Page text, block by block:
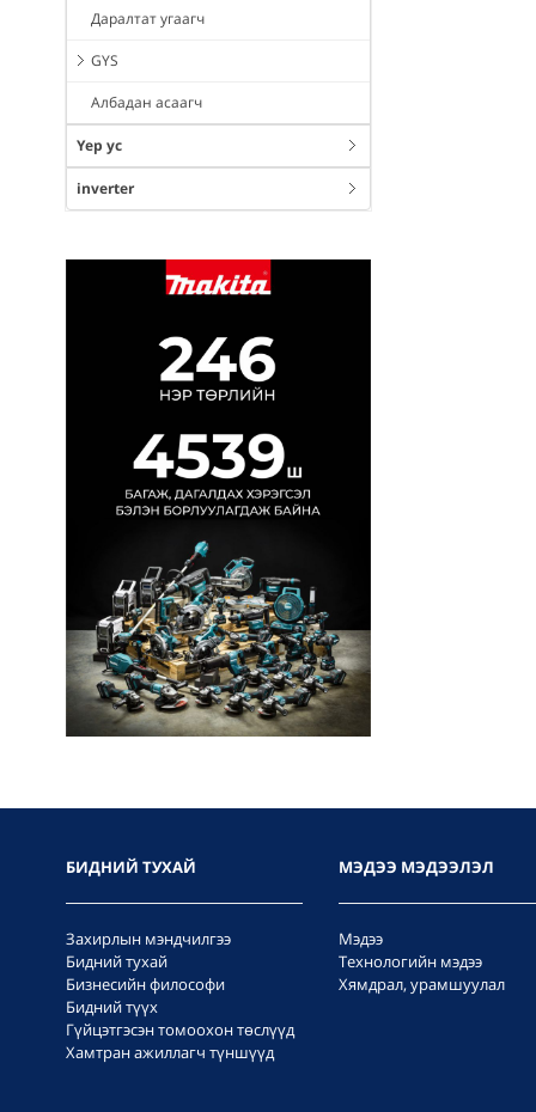
Даралтат угаагч
GYS
Албадан асаагч
Үер ус
inverter
БИДНИЙ ТУХАЙ
Захирлын мэндчилгээ
Бидний тухай
Бизнесийн философи
Бидний түүх
Гүйцэтгэсэн томоохон төслүүд
Хамтран ажиллагч түншүүд
МЭДЭЭ МЭДЭЭЛЭЛ
Мэдээ
Технологийн мэдээ
Хямдрал, урамшуулал